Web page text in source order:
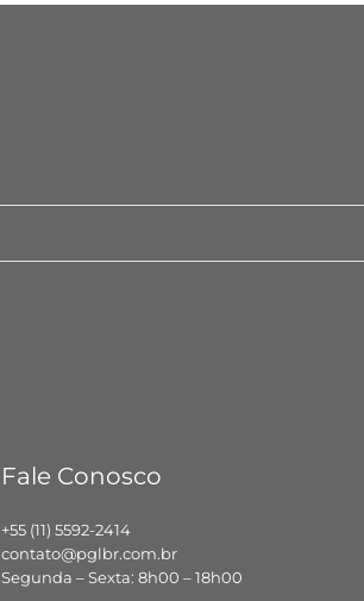
Fale Conosco
+55 (11) 5592-2414
contato@pglbr.com.br
Segunda – Sexta: 8h00 – 18h00